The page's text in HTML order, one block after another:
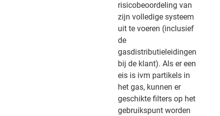
risicobeoordeling van
zijn volledige systeem
uit te voeren (inclusief
de
gasdistributieleidingen
bij de klant). Als er een
eis is ivm partikels in
het gas, kunnen er
geschikte filters op het
gebruikspunt worden